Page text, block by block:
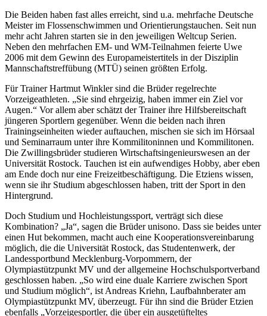
Die Beiden haben fast alles erreicht, sind u.a. mehrfache Deutsche
Meister im Flossenschwimmen und Orientierungstauchen. Seit nun
mehr acht Jahren starten sie in den jeweiligen Weltcup Serien.
Neben den mehrfachen EM- und WM-Teilnahmen feierte Uwe
2006 mit dem Gewinn des Europameistertitels in der Disziplin
Mannschaftstreffübung (MTÜ) seinen größten Erfolg.
Für Trainer Hartmut Winkler sind die Brüder regelrechte
Vorzeigeathleten. „Sie sind ehrgeizig, haben immer ein Ziel vor
Augen.“ Vor allem aber schätzt der Trainer ihre Hilfsbereitschaft
jüngeren Sportlern gegenüber. Wenn die beiden nach ihren
Trainingseinheiten wieder auftauchen, mischen sie sich im Hörsaal
und Seminarraum unter ihre Kommilitoninnen und Kommilitonen.
Die Zwillingsbrüder studieren Wirtschaftsingenieurswesen an der
Universität Rostock. Tauchen ist ein aufwendiges Hobby, aber eben
am Ende doch nur eine Freizeitbeschäftigung. Die Etziens wissen,
wenn sie ihr Studium abgeschlossen haben, tritt der Sport in den
Hintergrund.
Doch Studium und Hochleistungssport, verträgt sich diese
Kombination? „Ja“, sagen die Brüder unisono. Dass sie beides unter
einen Hut bekommen, macht auch eine Kooperationsvereinbarung
möglich, die die Universität Rostock, das Studentenwerk, der
Landessportbund Mecklenburg-Vorpommern, der
Olympiastützpunkt MV und der allgemeine Hochschulsportverband
geschlossen haben. „So wird eine duale Karriere zwischen Sport
und Studium möglich“, ist Andreas Kriehn, Laufbahnberater am
Olympiastützpunkt MV, überzeugt. Für ihn sind die Brüder Etzien
ebenfalls „Vorzeigesportler, die über ein ausgetüfteltes